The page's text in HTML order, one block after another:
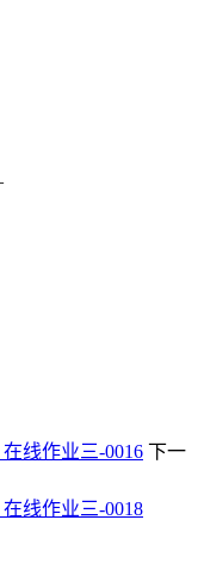
线作业三-0016 下一
线作业三-0018